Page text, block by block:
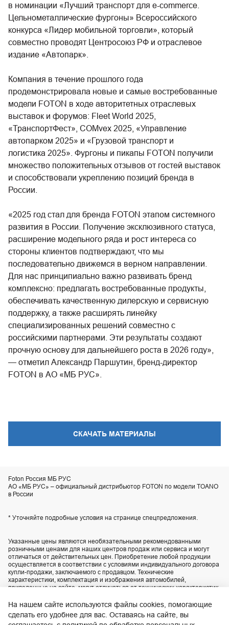
в номинации «Лучший транспорт для е-соmmerce.
Цельнометаллические фургоны» Всероссийского
конкурса «Лидер мобильной торговли», который
совместно проводят Центросоюз РФ и отраслевое
издание «Автопарк».
Компания в течение прошлого года
продемонстрировала новые и самые востребованные
модели FOTON в ходе авторитетных отраслевых
выставок и форумов: Fleet World 2025,
«ТранспортФест», COMvex 2025, «Управление
автопарком 2025» и «Грузовой транспорт и
логистика 2025». Фургоны и пикапы FOTON получили
множество положительных отзывов от гостей выставок
и способствовали укреплению позиций бренда в
России.
«2025 год стал для бренда FOTON этапом системного
развития в России. Получение эксклюзивного статуса,
расширение модельного ряда и рост интереса со
стороны клиентов подтверждают, что мы
последовательно движемся в верном направлении.
Для нас принципиально важно развивать бренд
комплексно: предлагать востребованные продукты,
обеспечивать качественную дилерскую и сервисную
поддержку, а также расширять линейку
специализированных решений совместно с
российскими партнерами. Эти результаты создают
прочную основу для дальнейшего роста в 2026 году»,
— отметил Александр Паршутин, бренд-директор
FOTON в АО «МБ РУС».
СКАЧАТЬ МАТЕРИАЛЫ
Foton Россия МБ РУС
АО «МБ РУС» – официальный дистрибьютор FOTON по модели TOANO
в России
* Уточняйте подробные условия на странице спецпредложения.
Указанные цены являются необязательными рекомендованными
розничными ценами для наших центров продаж или сервиса и могут
отличаться от действительных цен. Приобретение любой продукции
осуществляется в соответствии с условиями индивидуального договора
купли-продажи, заключаемого с продавцом. Технические
характеристики, комплектация и изображения автомобилей,
приведенные на сайте, могут отличаться от технических характеристик,
Российскую Федерацию. Актуальную информацию уточняйте по
телефону контакт-центра
8 800 200-02-06
На нашем сайте используются файлы cookies, помогающие
сделать его удобнее для вас. Оставаясь на сайте, вы